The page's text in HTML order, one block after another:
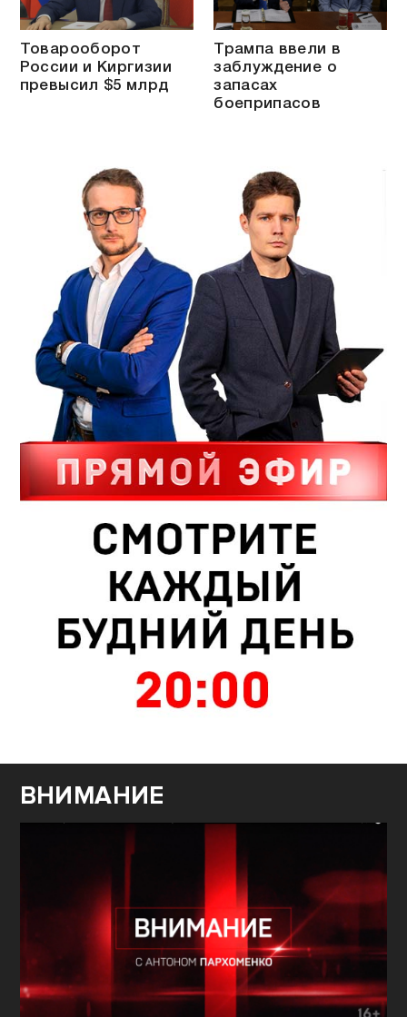
Товарооборот
России и Киргизии
превысил $5 млрд
Трампа ввели в
заблуждение о
запасах
боеприпасов
ВНИМАНИЕ